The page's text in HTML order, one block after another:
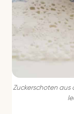
Zuckerschoten aus